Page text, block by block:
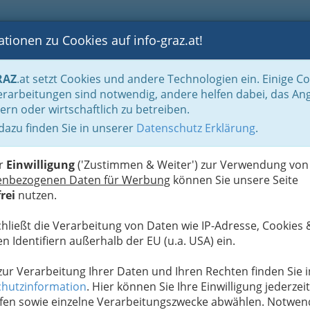
BLOGS FOTOS GASTRONOMIE BRANCHEN
zu Cookies auf info-graz.at!
.at setzt Cookies und andere Technologien ein. Einige
sind notwendig, andere helfen dabei, das
oder wirtschaftlich zu betreiben.
finden Sie in unserer Datenschutz Erklärung.
Einwilligung('Zustimmen & Weiter') zur Verwendung von
Daten für Werbung können Sie unsere Seite
nutzen.
die Verarbeitung von Daten wie IP-Adresse, Cookies
Identifiern außerhalb der EU (u.a. USA) ein.
Verarbeitung Ihrer Daten und Ihren Rechten finden Sie
. Hier können Sie Ihre Einwilligung jederzeit
sowie einzelne Verarbeitungszwecke abwählen.